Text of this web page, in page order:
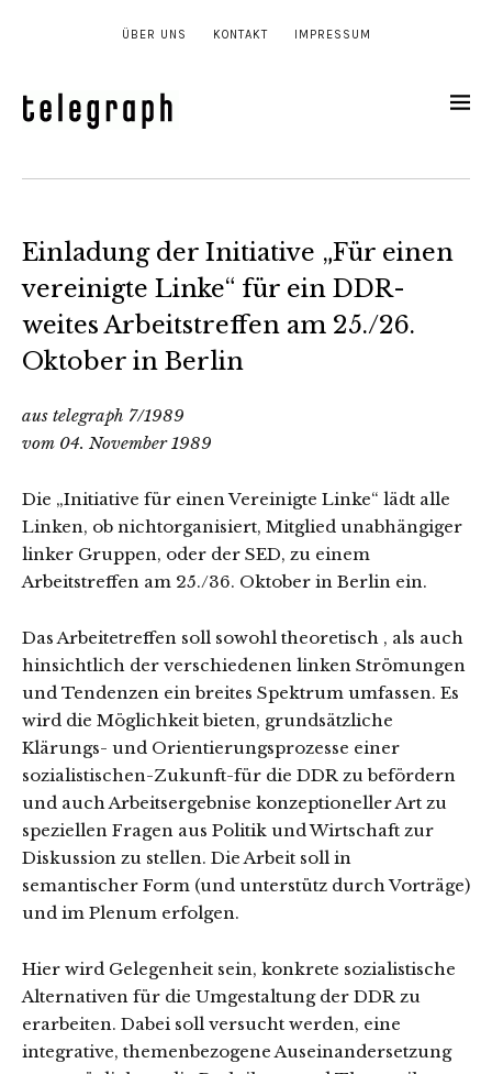
ÜBER UNS KONTAKT IMPRESSUM
Einladung der Initiative „Für einen
vereinigte Linke“ für ein DDR-
weites Arbeitstreffen am 25./26.
Oktober in Berlin
aus telegraph 7/1989
vom 04. November 1989
Die „Initiative für einen Vereinigte Linke“ lädt alle
Linken, ob nichtorganisiert, Mitglied unabhängiger
linker Gruppen, oder der SED, zu einem
Arbeitstreffen am 25./36. Oktober in Berlin ein.
Das Arbeitetreffen soll sowohl theoretisch , als auch
hinsichtlich der verschiedenen linken Strömungen
und Tendenzen ein breites Spektrum umfassen. Es
wird die Möglichkeit bieten, grundsätzliche
Klärungs- und Orientierungsprozesse einer
sozialistischen-Zukunft-für die DDR zu befördern
und auch Arbeitsergebnise konzeptioneller Art zu
speziellen Fragen aus Politik und Wirtschaft zur
Diskussion zu stellen. Die Arbeit soll in
semantischer Form (und unterstütz durch Vorträge)
und im Plenum erfolgen.
Hier wird Gelegenheit sein, konkrete sozialistische
Alternativen für die Umgestaltung der DDR zu
erarbeiten. Dabei soll versucht werden, eine
integrative, themenbezogene Auseinandersetzung